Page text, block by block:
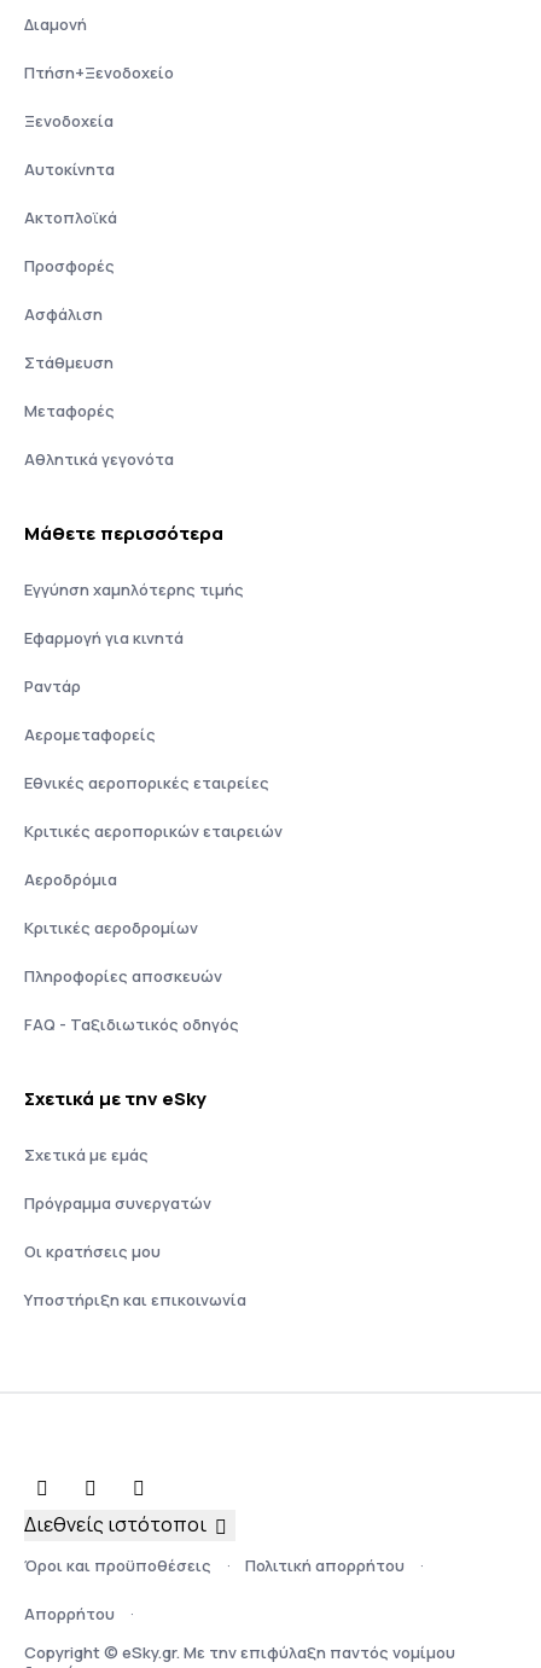
Διαμονή
Πτήση+Ξενοδοχείο
Ξενοδοχεία
Αυτοκίνητα
Ακτοπλοϊκά
Προσφορές
Ασφάλιση
Στάθμευση
Μεταφορές
Αθλητικά γεγονότα
Μάθετε περισσότερα
Εγγύηση χαμηλότερης τιμής
Εφαρμογή για κινητά
Ραντάρ
Αερομεταφορείς
Εθνικές αεροπορικές εταιρείες
Κριτικές αεροπορικών εταιρειών
Αεροδρόμια
Κριτικές αεροδρομίων
Πληροφορίες αποσκευών
FAQ - Ταξιδιωτικός οδηγός
Σχετικά με την eSky
Σχετικά με εμάς
Πρόγραμμα συνεργατών
Οι κρατήσεις μου
Υποστήριξη και επικοινωνία
Όροι και προϋποθέσεις Πολιτική απορρήτου
Απορρήτου
Copyright © eSky.gr. Με την επιφύλαξη παντός νομίμου
Διεθνείς ιστότοποι